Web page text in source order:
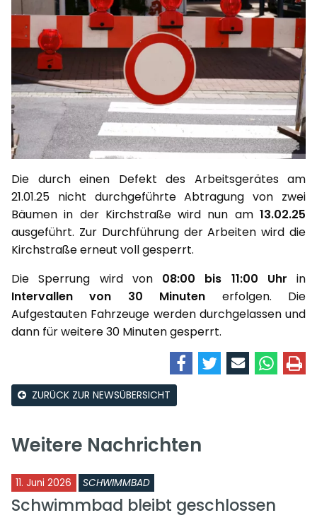
Die durch einen Defekt des Arbeitsgerätes am
21.01.25 nicht durchgeführte Abtragung von zwei
Bäumen in der Kirchstraße wird nun am 13.02.25
ausgeführt. Zur Durchführung der Arbeiten wird die
Kirchstraße erneut voll gesperrt.
Die Sperrung wird von08:00 bis 11:00 Uhr in
Intervallen von 30 Minuten erfolgen. Die
Aufgestauten Fahrzeuge werden durchgelassen und
dann für weitere 30 Minuten gesperrt.
ZURÜCK ZUR NEWSÜBERSICHT
Weitere Nachrichten
11. Juni 2026 SCHWIMMBAD
Schwimmbad bleibt geschlossen